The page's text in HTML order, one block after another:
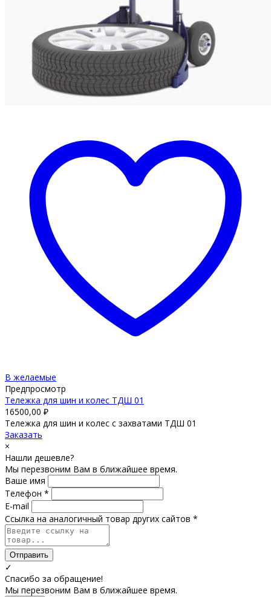
В желаемые
Предпросмотр
Тележка для шин и колес ТДШ 01
16500,00 ₽
Тележка для шин и колес с захватами ТДШ 01
Заказать
×
Нашли дешевле?
Мы перезвоним Вам в ближайшее время.
Ваше имя
Телефон *
E-mail
Ссылка на аналогичный товар других сайтов *
Отправить
✓
Спасибо за обращение!
Мы перезвоним Вам в ближайшее время.